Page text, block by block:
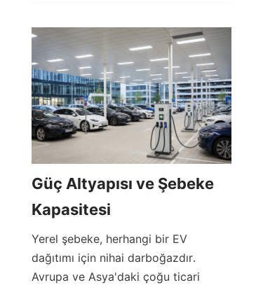
Güç Altyapısı ve Şebeke
Kapasitesi
Yerel şebeke, herhangi bir EV
dağıtımı için nihai darboğazdır.
Avrupa ve Asya'daki çoğu ticari